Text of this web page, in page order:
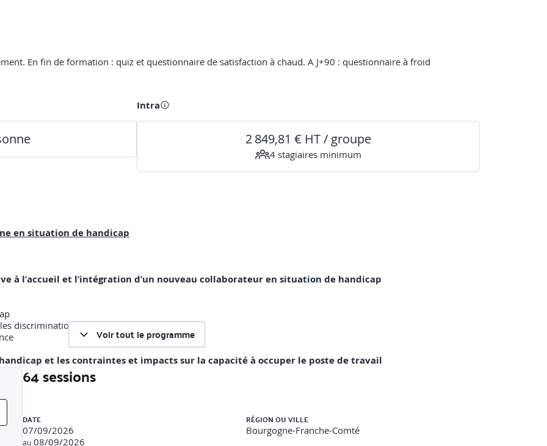
En fin de formation : quiz et questionnaire de satisfaction à chaud. A J+90 : questionnaire à froid
Intra
2 849,81 € HT / groupe
4 stagiaires minimum
en situation de handicap
à l’accueil et l’intégration d’un nouveau collaborateur en situation de handicap
discriminations
et les contraintes et impacts sur la capacité à occuper le poste de travail
physique, psychique, mental)
du handicapAménager la situation de travail d’un collaborateur d’un point de vue technique et organisationnel
garantir une intégration
Voir tout le programme
64 sessions
DATE
07/09/2026
au 08/09/2026
RÉGION OU VILLE
Bourgogne-Franche-Comté